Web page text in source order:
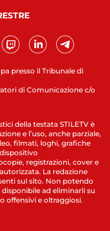
presso il Tribunale di
di Comunicazione c/o
della testata STILETV è
e l’uso, anche parziale,
filmati, loghi, grafiche
registrazioni, cover e
La redazione
sul sito. Non potendo
ad eliminarli su
offensivi e oltraggiosi.